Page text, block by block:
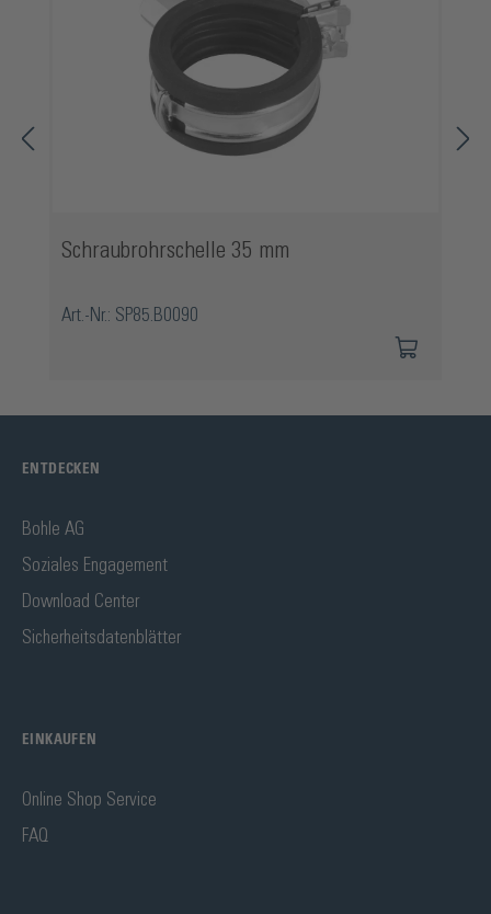
Schraubrohrschelle 35 mm
Art.-Nr.: SP85.B0090
ENTDECKEN
Bohle AG
Soziales Engagement
Download Center
Sicherheitsdatenblätter
EINKAUFEN
Online Shop Service
FAQ